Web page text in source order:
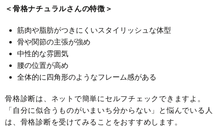
＜骨格ナチュラルさんの特徴＞
筋肉や脂肪がつきにくいスタイリッシュな体型
骨や関節の主張が強め
中性的な雰囲気
腰の位置が高め
全体的に四角形のようなフレーム感がある
骨格診断は、ネットで簡単にセルフチェックできますよ。
「自分に似合うものがいまいち分からない」と悩んでいる人
は、骨格診断を受けてみることをおすすめします。